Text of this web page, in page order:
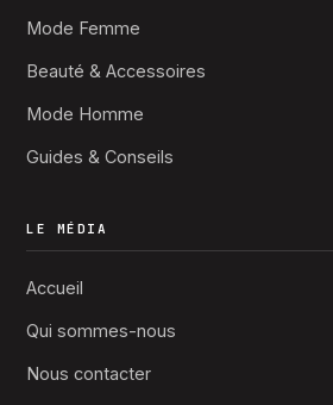
Mode Femme
Beauté & Accessoires
Mode Homme
Guides & Conseils
LE MÉDIA
Accueil
Qui sommes-nous
Nous contacter